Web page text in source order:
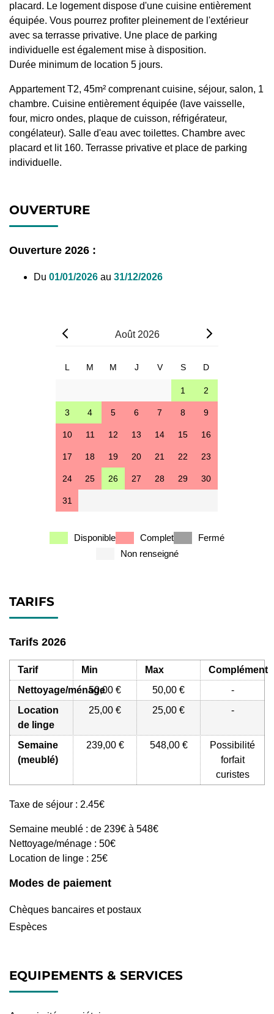
placard. Le logement dispose d'une cuisine entièrement
équipée. Vous pourrez profiter pleinement de l'extérieur
avec sa terrasse privative. Une place de parking
individuelle est également mise à disposition.
Durée minimum de location 5 jours.
Appartement T2, 45m² comprenant cuisine, séjour, salon, 1
chambre. Cuisine entièrement équipée (lave vaisselle,
four, micro ondes, plaque de cuisson, réfrigérateur,
congélateur). Salle d'eau avec toilettes. Chambre avec
placard et lit 160. Terrasse privative et place de parking
individuelle.
OUVERTURE
Ouverture 2026 :
Du 01/01/2026 au 31/12/2026
Août 2026
L M M J V S D
1 2
3 4 5 6 7 8 9
10 11 12 13 14 15 16
17 18 19 20 21 22 23
24 25 26 27 28 29 30
31
Disponible Complet
Fermé
Non renseigné
TARIFS
Tarifs 2026
Tarif Min Max
Complément
Nettoyage/ménage50,00 € 50,00 €
-
Location
de linge
25,00 € 25,00 € -
Semaine
(meublé)
239,00 € 548,00 €
Possibilité
forfait
curistes
Taxe de séjour : 2.45€
Semaine meublé : de 239€ à 548€
Nettoyage/ménage : 50€
Location de linge : 25€
Modes de paiement
Chèques bancaires et postaux
Espèces
EQUIPEMENTS & SERVICES